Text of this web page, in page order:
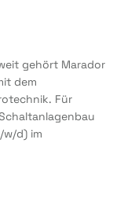
gehört Marador
dem
Für
w/d) im